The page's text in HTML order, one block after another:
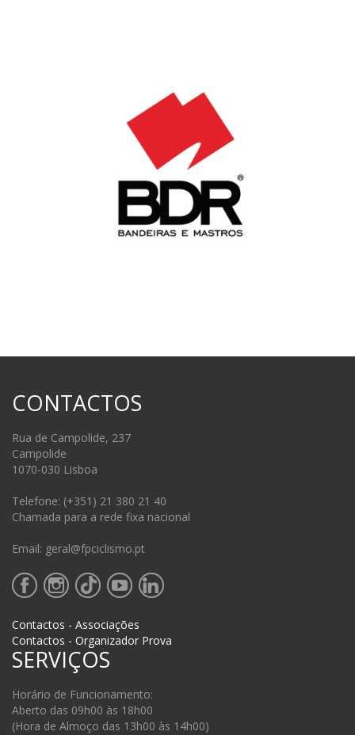
CONTACTOS
Rua de Campolide, 237
Campolide
1070-030 Lisboa
Telefone: (+351) 21 380 21 40
Chamada para a rede fixa nacional
Email: geral@fpciclismo.pt
Contactos - Associações
Contactos - Organizador Prova
SERVIÇOS
Horário de Funcionamento:
Aberto das 09h00 às 18h00
(Hora de Almoço das 13h00 às 14h00)